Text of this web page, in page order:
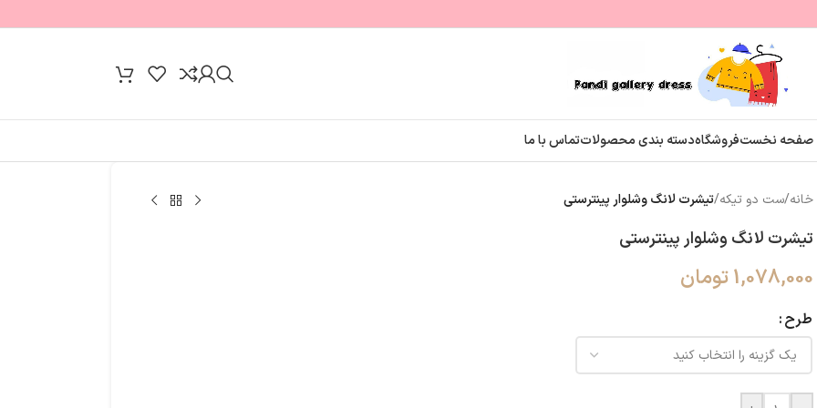
صفحه نخستفروشگاهدسته بندی محصولاتتماس با ما
خانه/ست دو تیکه/تیشرت لانگ و‌شلوار پینترستی
تیشرت لانگ و‌شلوار پینترستی
1,078,000تومان
طرح